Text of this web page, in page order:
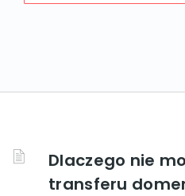
Dlaczego nie
transferu